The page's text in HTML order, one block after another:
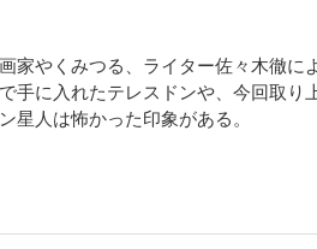
やくみつる、ライター佐々木徹に
手に入れたテレスドンや、今回取
人は怖かった印象がある。